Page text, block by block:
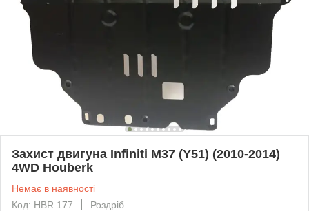
Захист двигуна Infiniti M37 (Y51) (2010-2014)
4WD Houberk
Немає в наявності
Код: HBR.177
Роздріб